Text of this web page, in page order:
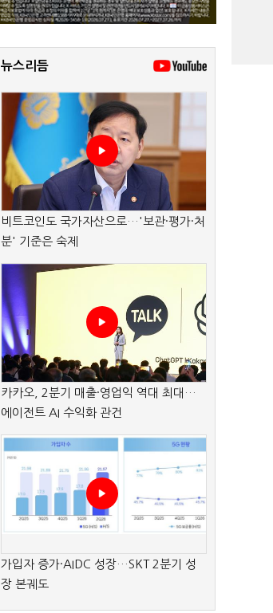
뉴스리듬
비트코인도 국가자산으로…'보관·평가·처
분' 기준은 숙제
카카오, 2분기 매출·영업익 역대 최대…
에이전트 AI 수익화 관건
가입자 증가·AIDC 성장…SKT 2분기 성
장 본궤도